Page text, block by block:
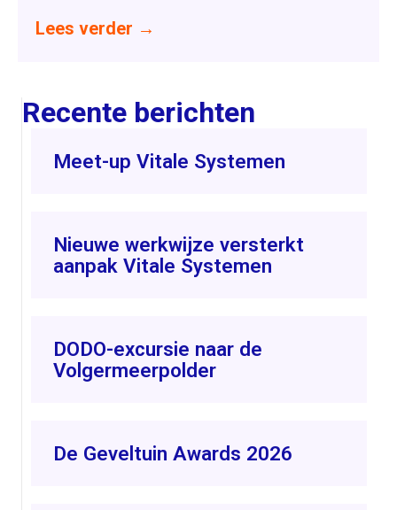
Lees verder →
Recente berichten
Meet-up Vitale Systemen
Nieuwe werkwijze versterkt
aanpak Vitale Systemen
DODO-excursie naar de
Volgermeerpolder
De Geveltuin Awards 2026